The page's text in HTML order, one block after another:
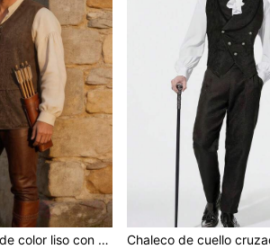
Chaleco holgado de color liso con cordones estilo vintage para hombre